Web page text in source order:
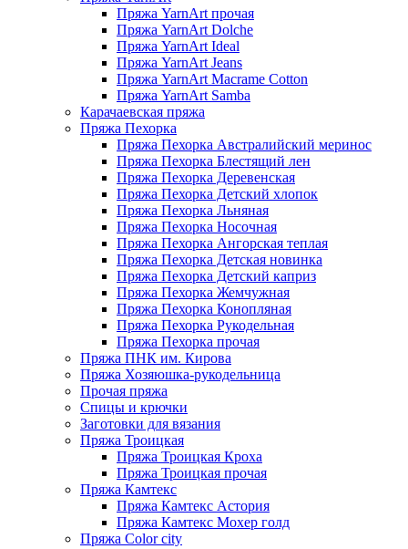
Пряжа YarnArt прочая
Пряжа YarnArt Dolche
Пряжа YarnArt Ideal
Пряжа YarnArt Jeans
Пряжа YarnArt Macrame Cotton
Пряжа YarnArt Samba
Карачаевская пряжа
Пряжа Пехорка
Пряжа Пехорка Австралийский меринос
Пряжа Пехорка Блестящий лен
Пряжа Пехорка Деревенская
Пряжа Пехорка Детский хлопок
Пряжа Пехорка Льняная
Пряжа Пехорка Носочная
Пряжа Пехорка Ангорская теплая
Пряжа Пехорка Детская новинка
Пряжа Пехорка Детский каприз
Пряжа Пехорка Жемчужная
Пряжа Пехорка Конопляная
Пряжа Пехорка Рукодельная
Пряжа Пехорка прочая
Пряжа ПНК им. Кирова
Пряжа Хозяюшка-рукодельница
Прочая пряжа
Спицы и крючки
Заготовки для вязания
Пряжа Троицкая
Пряжа Троицкая Кроха
Пряжа Троицкая прочая
Пряжа Камтекс
Пряжа Камтекс Астория
Пряжа Камтекс Мохер голд
Пряжа Color city